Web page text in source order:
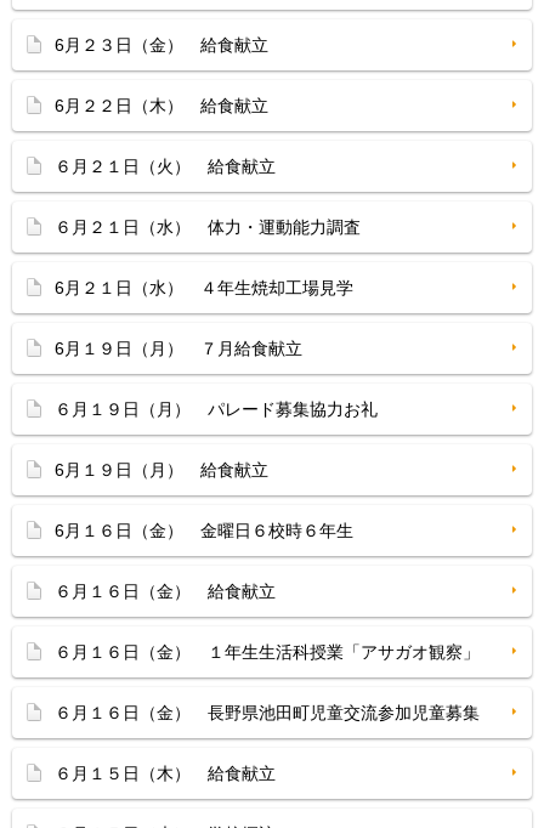
6月２３日（金） 給食献立
6月２２日（木） 給食献立
６月２１日（火） 給食献立
６月２１日（水） 体力・運動能力調査
6月２１日（水） ４年生焼却工場見学
6月１９日（月） ７月給食献立
６月１９日（月） パレード募集協力お礼
6月１９日（月） 給食献立
6月１６日（金） 金曜日６校時６年生
６月１６日（金） 給食献立
６月１６日（金） １年生生活科授業「アサガオ観察」
６月１６日（金） 長野県池田町児童交流参加児童募集
６月１５日（木） 給食献立